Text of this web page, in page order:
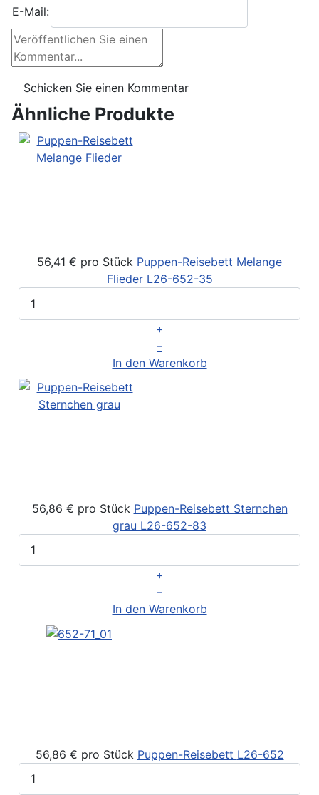
E-Mail:
Ähnliche Produkte
56,41 € pro Stück Puppen-Reisebett Melange
Flieder L26-652-35
+
–
In den Warenkorb
56,86 € pro Stück Puppen-Reisebett Sternchen
grau L26-652-83
+
–
In den Warenkorb
56,86 € pro Stück Puppen-Reisebett L26-652